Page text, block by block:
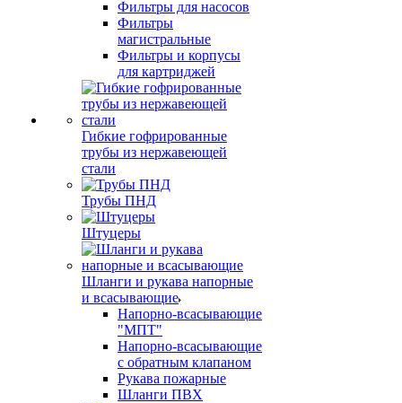
Фильтры для насосов
Фильтры
магистральные
Фильтры и корпусы
для картриджей
Гибкие гофрированные
трубы из нержавеющей
стали
Трубы ПНД
Штуцеры
Шланги и рукава напорные
и всасывающие
Напорно-всасывающие
"МПТ"
Напорно-всасывающие
с обратным клапаном
Рукава пожарные
Шланги ПВХ